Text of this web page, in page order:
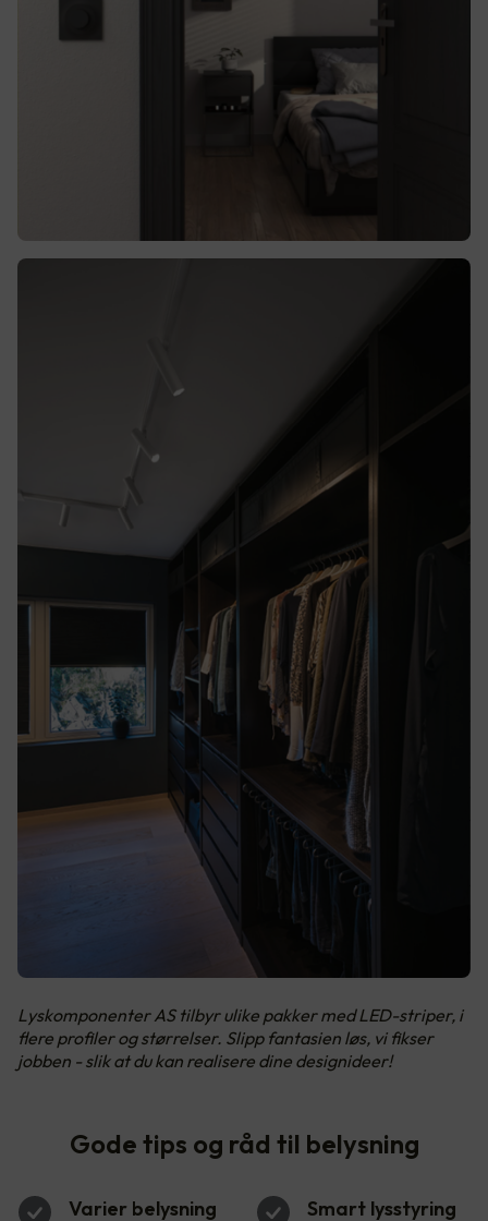
Lyskomponenter AS tilbyr ulike pakker med LED-striper, i
flere profiler og størrelser. Slipp fantasien løs, vi fikser
jobben - slik at du kan realisere dine designideer!
Gode tips og råd til belysning
Varier belysning Smart lysstyring